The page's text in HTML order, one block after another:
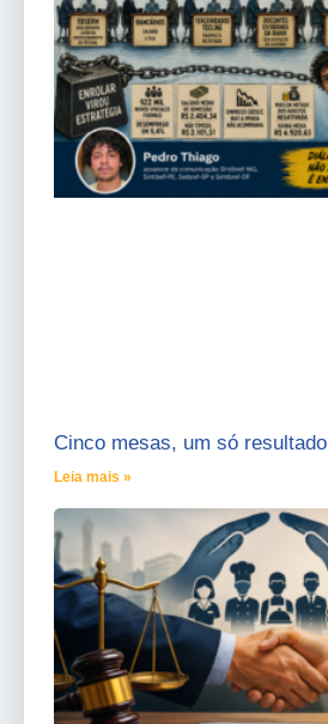
Cinco mesas, um só resultado
Leia mais »